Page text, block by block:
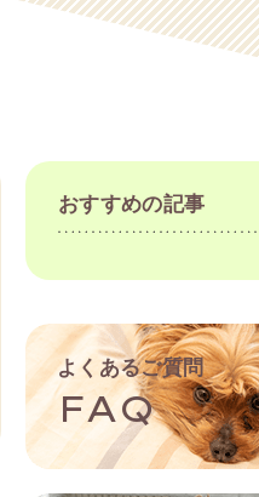
おすすめの記事
よくあるご質問
FAQ